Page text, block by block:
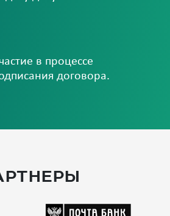
в процессе
договора.